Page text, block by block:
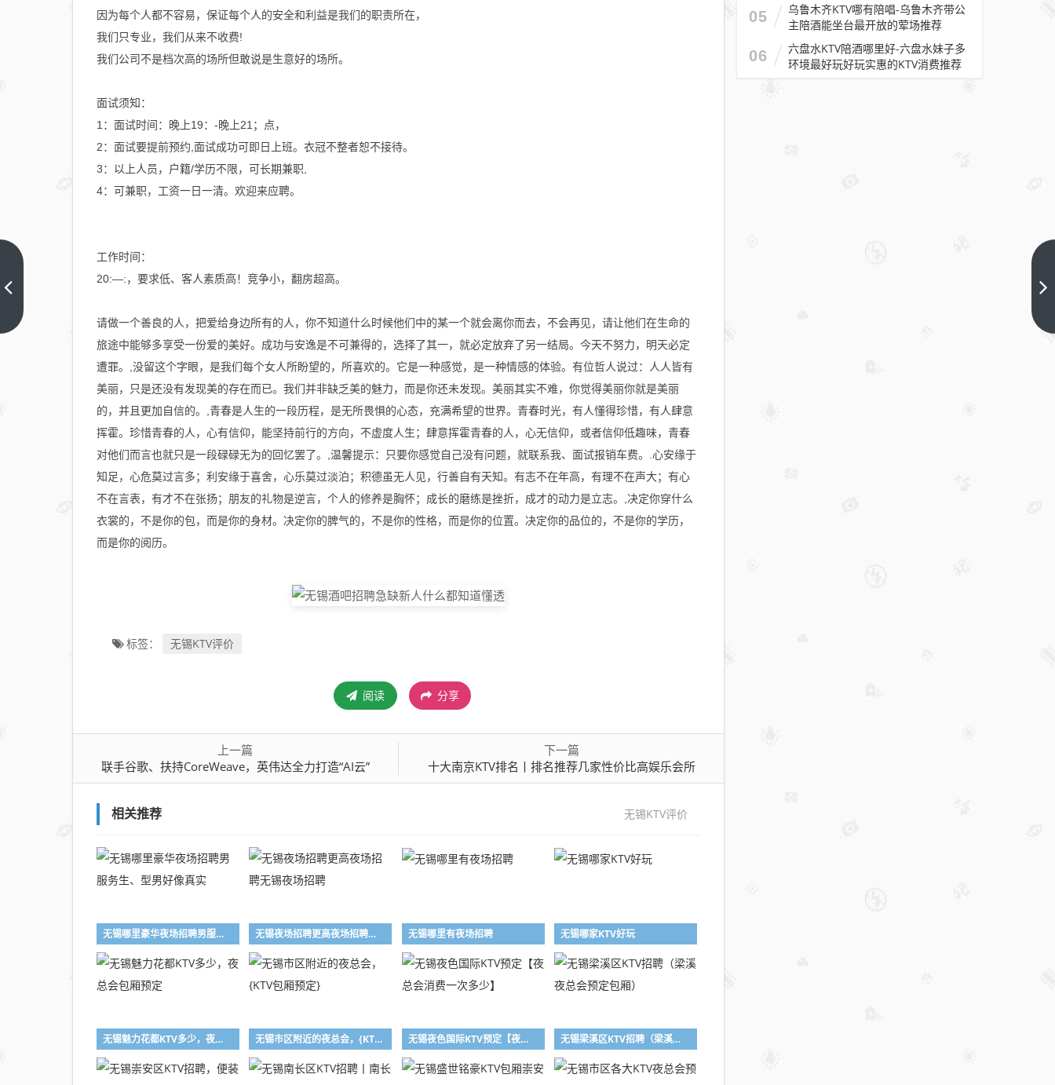
因为每个人都不容易，保证每个人的安全和利益是我们的职责所在，
我们只专业，我们从来不收费!
我们公司不是档次高的场所但敢说是生意好的场所。
面试须知：
1：面试时间：晚上19：-晚上21；点，
2：面试要提前预约,面试成功可即日上班。衣冠不整者恕不接待。
3：以上人员，户籍/学历不限，可长期兼职,
4：可兼职，工资一日一清。欢迎来应聘。
工作时间：
20:—:，要求低、客人素质高！竞争小，翻房超高。
请做一个善良的人，把爱给身边所有的人，你不知道什么时候他们中的某一个就会离你而去，不会再见，请让他们在生命的
旅途中能够多享受一份爱的美好。成功与安逸是不可兼得的，选择了其一，就必定放弃了另一结局。今天不努力，明天必定
遭罪。,没留这个字眼，是我们每个女人所盼望的，所喜欢的。它是一种感觉，是一种情感的体验。有位哲人说过：人人皆有
美丽，只是还没有发现美的存在而已。我们并非缺乏美的魅力，而是你还未发现。美丽其实不难，你觉得美丽你就是美丽
的，并且更加自信的。,青春是人生的一段历程，是无所畏惧的心态，充满希望的世界。青春时光，有人懂得珍惜，有人肆意
挥霍。珍惜青春的人，心有信仰，能坚持前行的方向，不虚度人生；肆意挥霍青春的人，心无信仰，或者信仰低趣味，青春
对他们而言也就只是一段碌碌无为的回忆罢了。,温馨提示：只要你感觉自己没有问题，就联系我、面试报销车费。.心安缘于
知足，心危莫过言多；利安缘于喜舍，心乐莫过淡泊；积德虽无人见，行善自有天知。有志不在年高，有理不在声大；有心
不在言表，有才不在张扬；朋友的礼物是逆言，个人的修养是胸怀；成长的磨练是挫折，成才的动力是立志。,决定你穿什么
衣裳的，不是你的包，而是你的身材。决定你的脾气的，不是你的性格，而是你的位置。决定你的品位的，不是你的学历，
而是你的阅历。
标签： 无锡KTV评价
阅读 分享
上一篇
联手谷歌、扶持CoreWeave，英伟达全力打造“AI云”
下一篇
十大南京KTV排名丨排名推荐几家性价比高娱乐会所
英伟达全力打
相关推荐 无锡KTV评价
无锡哪里豪华夜场招聘男服务生、型男好像真实 无锡夜场招聘更高夜场招聘无锡夜场招聘 无锡哪里有夜场招聘 无锡哪家KTV好玩
无锡魅力花都KTV多少，夜总会包厢预定 无锡市区附近的夜总会，{KTV包厢预定} 无锡夜色国际KTV预定【夜总会消费一次多少】 无锡梁溪区KTV招聘（梁溪夜总会预定包厢）
05
乌鲁木齐KTV哪有陪唱-乌鲁木齐带公
主陪酒能坐台最开放的荤场推荐
06
六盘水KTV陪酒哪里好-六盘水妹子多
环境最好玩好玩实惠的KTV消费推荐